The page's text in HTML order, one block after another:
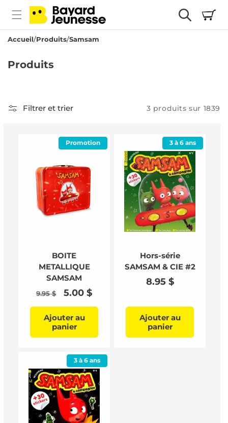
passer
au
contenu
Panier
Accueil Produits Samsam
C
l
Produits
Filtrer et trier 3 produits sur 1839
Promotion
BOITE
METALLIQUE
SAMSAM
Prix
habituel
9.95 $
Prix
promotionnel
5.00 $
Ajouter au
panier
3 à 6 ans
Hors-série
SAMSAM & CIE #2
Prix
8.95 $
Ajouter au
panier
3 à 6 ans